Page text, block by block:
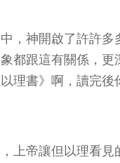
，神開啟了許許
都跟這有關係，
理書》啊，讀完
上帝讓但以理看